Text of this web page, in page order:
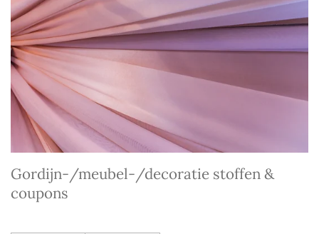
Gordijn-/meubel-/decoratie stoffen &
coupons